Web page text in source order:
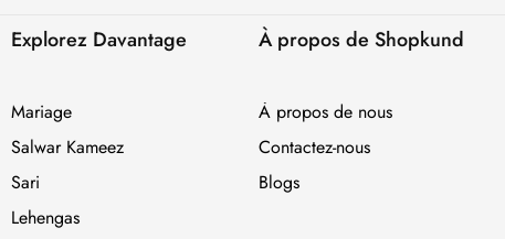
Explorez Davantage
Mariage
Salwar Kameez
Sari
Lehengas
À propos de Shopkund
À propos de nous
Contactez-nous
Blogs